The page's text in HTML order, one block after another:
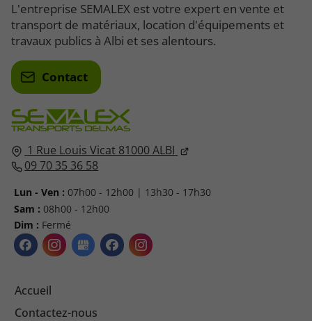
1 Rue Louis Vicat 81000ALBI
09 70 35 36 58
Lun - Ven : 07h00 - 12h00 | 13h30 - 17h30
Sam : 08h00 - 12h00
Dim : Fermé
Accueil
Contactez-nous
L'entreprise SEMALEX est votre expert en vente et
transport de matériaux, location d'équipements et
travaux publics à Albi et ses alentours.
Contact